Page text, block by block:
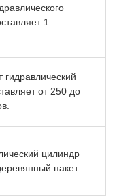
1.
гидравлический
от 250 до
цилиндр
пакет.